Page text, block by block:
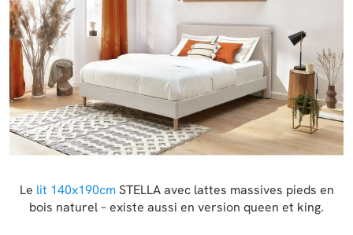
Le lit 140x190cmSTELLA avec lattes massives pieds en
bois naturel – existe aussi en version queen et king.